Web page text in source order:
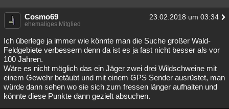
Cosmo69 23.02.2018 um 03:34
ehemaliges Mitglied
Ich überlege ja immer wie könnte man die Suche großer Wald-
Feldgebiete verbessern denn da ist es ja fast nicht besser als vor
100 Jahren.
Wäre es nicht möglich das ein Jäger zwei drei Wildschweine mit
einem Gewehr betäubt und mit einem GPS Sender ausrüstet, man
würde dann sehen wo sie sich zum fressen länger aufhalten und
könnte diese Punkte dann gezielt absuchen.